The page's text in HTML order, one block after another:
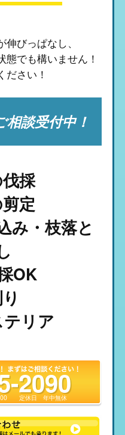
びっぱなし、
態でも構いません！
ださい！
相談受付中！
採
OK
定
み・枝落と
リア
2090
定休日年中無休